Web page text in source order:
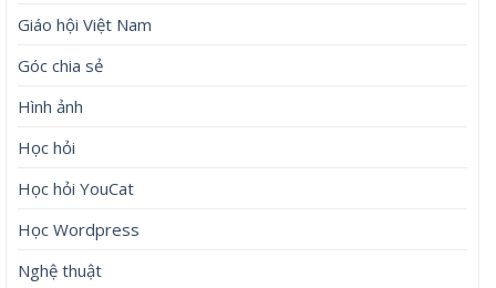
Giáo hội Việt Nam
Góc chia sẻ
Hình ảnh
Học hỏi
Học hỏi YouCat
Học Wordpress
Nghệ thuật